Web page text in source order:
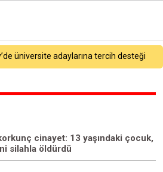
cinayet: 13 yaşındaki çocuk,
silahla öldürdü